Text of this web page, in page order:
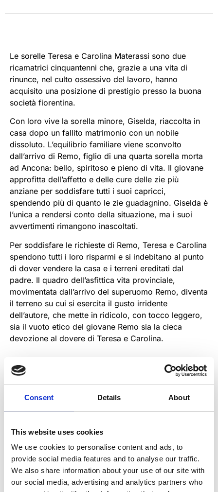
Consent Details About
This website uses cookies
We use cookies to personalise content and ads, to
provide social media features and to analyse our traffic.
We also share information about your use of our site with
our social media, advertising and analytics partners who
Le sorelle Teresa e Carolina Materassi sono due
ricamatrici cinquantenni che, grazie a una vita di
rinunce, nel culto ossessivo del lavoro, hanno
acquisito una posizione di prestigio presso la buona
società fiorentina.
Con loro vive la sorella minore, Giselda, riaccolta in
casa dopo un fallito matrimonio con un nobile
dissoluto. L’equilibrio familiare viene sconvolto
dall’arrivo di Remo, figlio di una quarta sorella morta
ad Ancona: bello, spiritoso e pieno di vita. Il giovane
approfitta dell’affetto e delle cure delle zie più
anziane per soddisfare tutti i suoi capricci,
spendendo più di quanto le zie guadagnino. Giselda è
l’unica a rendersi conto della situazione, ma i suoi
avvertimenti rimangono inascoltati.
Per soddisfare le richieste di Remo, Teresa e Carolina
spendono tutti i loro risparmi e si indebitano al punto
di dover vendere la casa e i terreni ereditati dal
padre. Il quadro dell’asfittica vita provinciale,
movimentata dall’arrivo del superuomo Remo, diventa
il terreno su cui si esercita il gusto irridente
dell’autore, che mette in ridicolo, con tocco leggero,
sia il vuoto etico del giovane Remo sia la cieca
devozione al dovere di Teresa e Carolina.
CON
DI
Aldo Palazzeschi
LIBERO ADATTAMENTO DI